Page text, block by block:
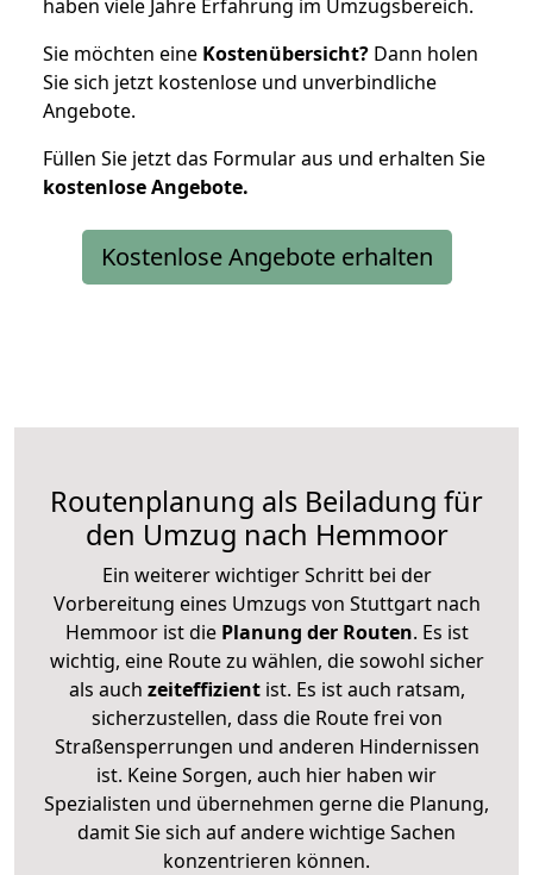
haben viele Jahre Erfahrung im Umzugsbereich.
Sie möchten eine Kostenübersicht? Dann holen
Sie sich jetzt kostenlose und unverbindliche
Angebote.
Füllen Sie jetzt das Formular aus und erhalten Sie
kostenloseAngebote.
Kostenlose Angebote erhalten
Routenplanung als Beiladung für
den Umzug nach Hemmoor
Ein weiterer wichtiger Schritt bei der
Vorbereitung eines Umzugs von Stuttgart nach
Hemmoor ist diePlanung der Routen. Es ist
wichtig, eine Route zu wählen, die sowohl sicher
als auch zeiteffizientist. Es ist auch ratsam,
sicherzustellen, dass die Route frei von
Straßensperrungen und anderen Hindernissen
ist. Keine Sorgen, auch hier haben wir
Spezialisten und übernehmen gerne die Planung,
damit Sie sich auf andere wichtige Sachen
konzentrieren können.